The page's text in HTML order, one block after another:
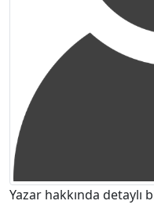
Yazar hakkında detaylı